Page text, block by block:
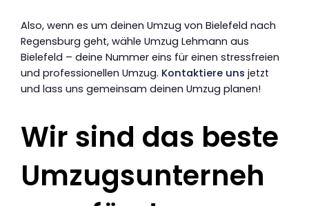
Also, wenn es um deinen Umzug von Bielefeld nach
Regensburg geht, wähle Umzug Lehmann aus
Bielefeld – deine Nummer eins für einen stressfreien
und professionellen Umzug. Kontaktiere uns jetzt
und lass uns gemeinsam deinen Umzug planen!
Wir sind das beste
Umzugsunterneh